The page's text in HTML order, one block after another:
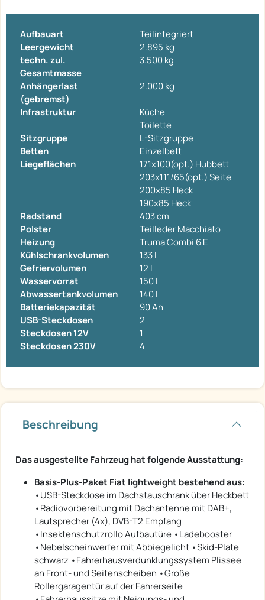
Aufbauart
Teilintegriert
Leergewicht
2.895 kg
techn. zul.
Gesamtmasse
3.500 kg
Anhängerlast
(gebremst)
2.000 kg
Infrastruktur
Küche
Toilette
Sitzgruppe
L-Sitzgruppe
Betten
Einzelbett
Liegeflächen
171x100(opt.) Hubbett
203x111/65(opt.) Seite
200x85 Heck
190x85 Heck
Radstand
403 cm
Polster
Teilleder Macchiato
Heizung
Truma Combi 6 E
Kühlschrankvolumen
133 l
Gefriervolumen
12 l
Wasservorrat
150 l
Abwassertankvolumen
140 l
Batteriekapazität
90 Ah
USB-Steckdosen
2
Steckdosen 12V
1
Steckdosen 230V
4
Beschreibung
Das ausgestellte Fahrzeug hat folgende Ausstattung:
Basis-Plus-Paket Fiat lightweight bestehend aus:
•USB-Steckdose im Dachstauschrank über Heckbett
•Radiovorbereitung mit Dachantenne mit DAB+,
Lautsprecher (4x), DVB-T2 Empfang
•Insektenschutzrollo Aufbautüre •Ladebooster
•Nebelscheinwerfer mit Abbiegelicht •Skid-Plate
schwarz •Fahrerhausverdunklungssystem Plissee
an Front- und Seitenscheiben •Große
Rollergaragentür auf der Fahrerseite